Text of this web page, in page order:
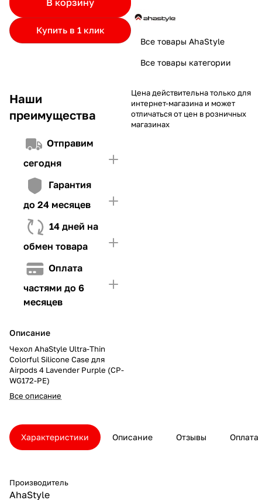
Купить в 1 клик
Наши
преимущества
Отправим
сегодня
Гарантия
до 24 месяцев
14 дней на
обмен товара
Оплата
частями до 6
месяцев
Описание
Чехол AhaStyle Ultra-Thin
Colorful Silicone Case для
Airpods 4 Lavender Purple (CP-
WG172-PE)
Все описание
и Первого взноса (в случае необходимости)
Если лимит ниже стоимости товара, недостающую
сумму нужно внести Первым взносом
4. Иметь достаточно средств для внесения первой части платежа
Все товары AhaStyle
Все товары категории
Цена действительна только для
интернет-магазина и может
отличаться от цен в розничных
магазинах
Характеристики Описание Отзывы Оплата
Производитель
AhaStyle